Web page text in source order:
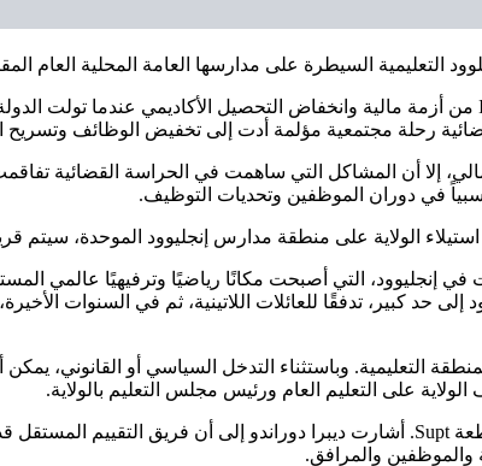
التعليمية السيطرة على مدارسها العامة المحلية العام
رحلة مجتمعية مؤلمة أدت إلى تخفيض الوظائف وتسريح
في دوران الموظفين وتحديات التوظيف.
حد كبير، تدفقًا للعائلات اللاتينية، ثم في السنوات
التعليمية. وباستثناء التدخل السياسي أو القانوني،
على التعليم العام ورئيس مجلس التعليم بالولاية.
والموظفين والمرافق.